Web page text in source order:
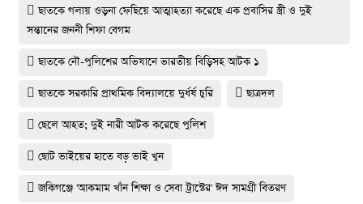
ছাতকে গলায় ওড়না ফেছিয়ে আত্মাহত্যা করেছে এক প্রবাসির স্ত্রী ও দুই
সন্তানের জননী শিফা বেগম
ছাতকে নৌ-পুলিশের অভিযানে ভারতীয় বিড়িসহ আটক ১
ছাতকে সরকারি প্রাথমিক বিদ্যালয়ে দুর্ধর্ষ চুরি ছাত্রদল
ছেলে আহত; দুই নারী আটক করেছে পুলিশ
ছোট ভাইয়ের হাতে বড় ভাই খুন
জকিগঞ্জে 'আকমাম খাঁন শিক্ষা ও সেবা ট্রাস্টের' ঈদ সামগ্রী বিতরণ